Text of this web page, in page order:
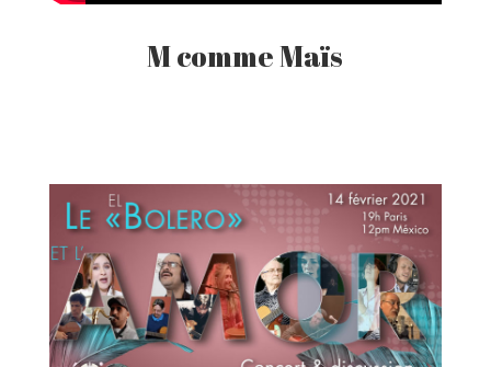
M comme Maïs